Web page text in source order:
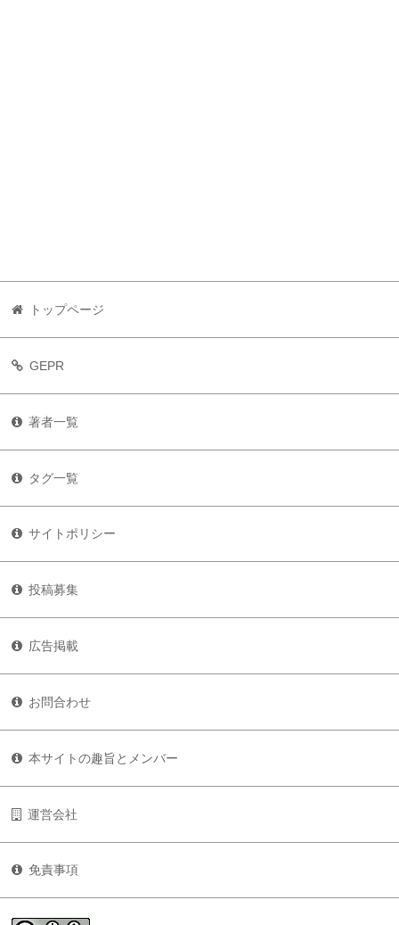
トップページ
GEPR
著者一覧
タグ一覧
サイトポリシー
投稿募集
広告掲載
お問合わせ
本サイトの趣旨とメンバー
運営会社
免責事項